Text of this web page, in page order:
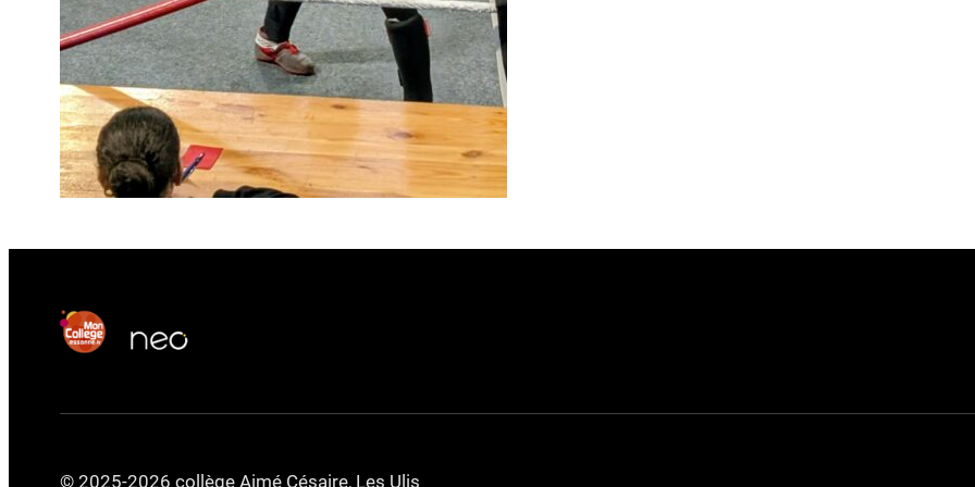
© 2025-2026 collège Aimé Césaire, Les Ulis